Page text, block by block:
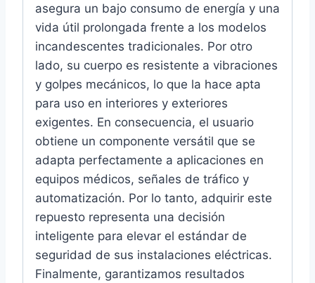
asegura un bajo consumo de energía y una
vida útil prolongada frente a los modelos
incandescentes tradicionales. Por otro
lado, su cuerpo es resistente a vibraciones
y golpes mecánicos, lo que la hace apta
para uso en interiores y exteriores
exigentes. En consecuencia, el usuario
obtiene un componente versátil que se
adapta perfectamente a aplicaciones en
equipos médicos, señales de tráfico y
automatización. Por lo tanto, adquirir este
repuesto representa una decisión
inteligente para elevar el estándar de
seguridad de sus instalaciones eléctricas.
Finalmente, garantizamos resultados